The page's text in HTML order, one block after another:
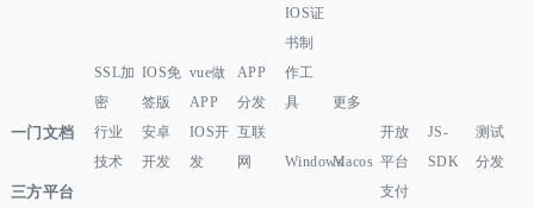
SSL加
密
IOS免
签版
vue做
APP
APP
分发
IOS证
书制
作工
具
更多
一门文档
行业
技术
安卓
开发
IOS开
发
互联
网
WindowsMacos
开放
平台
JS-
SDK
测试
分发
三方平台
支付